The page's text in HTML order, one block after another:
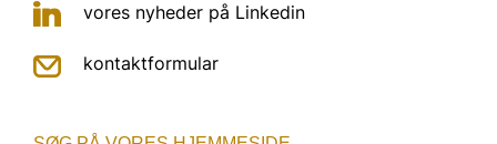
vores nyheder på Linkedin
kontaktformular